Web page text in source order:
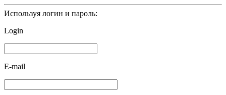
Используя логин и пароль:
Login
E-mail